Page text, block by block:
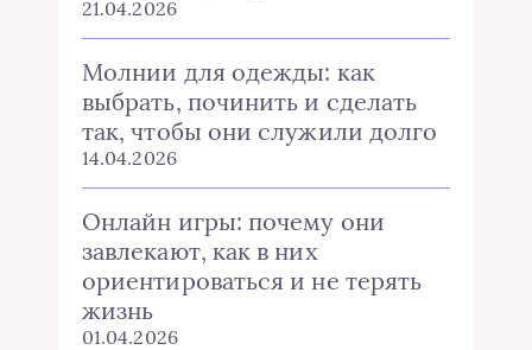
21.04.2026
Молнии для одежды: как
выбрать, починить и сделать
так, чтобы они служили долго
14.04.2026
Онлайн игры: почему они
завлекают, как в них
ориентироваться и не терять
жизнь
01.04.2026